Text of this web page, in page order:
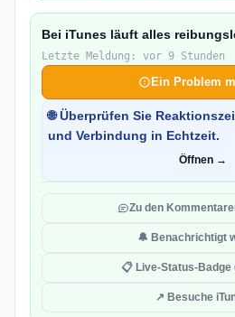
Bei iTunes läuft alles
Letzte Meldung: vor 9 Stunden
Ein Problem
🌐 Überprüfen Sie
und Verbindung in Echtzeit.
Öffnen →
Zu den
🔔 Benachrichtigt
📋 Live-Status-Badge
↗ Besuche